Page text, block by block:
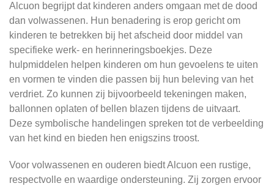
Alcuon begrijpt dat kinderen anders omgaan met de dood
dan volwassenen. Hun benadering is erop gericht om
kinderen te betrekken bij het afscheid door middel van
specifieke werk- en herinneringsboekjes. Deze
hulpmiddelen helpen kinderen om hun gevoelens te uiten
en vormen te vinden die passen bij hun beleving van het
verdriet. Zo kunnen zij bijvoorbeeld tekeningen maken,
ballonnen oplaten of bellen blazen tijdens de uitvaart.
Deze symbolische handelingen spreken tot de verbeelding
van het kind en bieden hen enigszins troost.
Voor volwassenen en ouderen biedt Alcuon een rustige,
respectvolle en waardige ondersteuning. Zij zorgen ervoor